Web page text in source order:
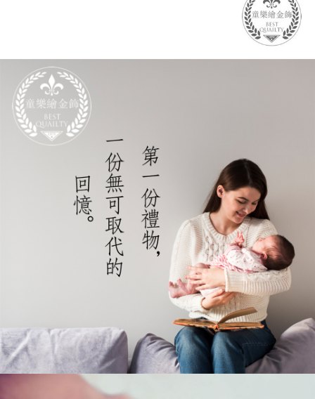
１．透過由恩沛科技股份有限公司提供之「AFTEE先享後付」服務完成之交
易，需依本服務之必要範圍內提供個人資料，並將交易相關給付款項請求債
https://aftee.tw/terms/#terms3
３．未成年的使用者請事先徵得法定代理人或監護人之同意方可使用
「AFTEE先享後付」，若未經同意申辦者引起之損失，本公司不負相關責
任。
４．使用「AFTEE先享後付」時，將依據個別帳號之用戶狀況，依本公司即
時審查核予不同之上限額度；若仍有額度不足之情形，本公司將視審查結果
５．嚴禁一人註冊多個帳號或使用他人資訊註冊。若發現惡意使用之情形，
恩沛科技股份有限公司將有權停止該用戶之使用額度並採取法律行動。